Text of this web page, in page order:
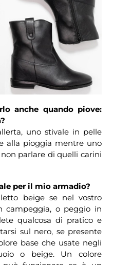
anche quando piove:
uno stivale in pelle
alla pioggia mentre uno
parlare di quelli carini
per il mio armadio?
beige se nel vostro
campeggia, o peggio in
qualcosa di pratico e
sul nero, se presente
base che usate negli
o beige. Un colore